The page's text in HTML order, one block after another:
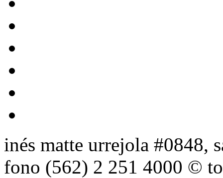
inés matte urrejola #0848,
fono (562) 2 251 4000 ©